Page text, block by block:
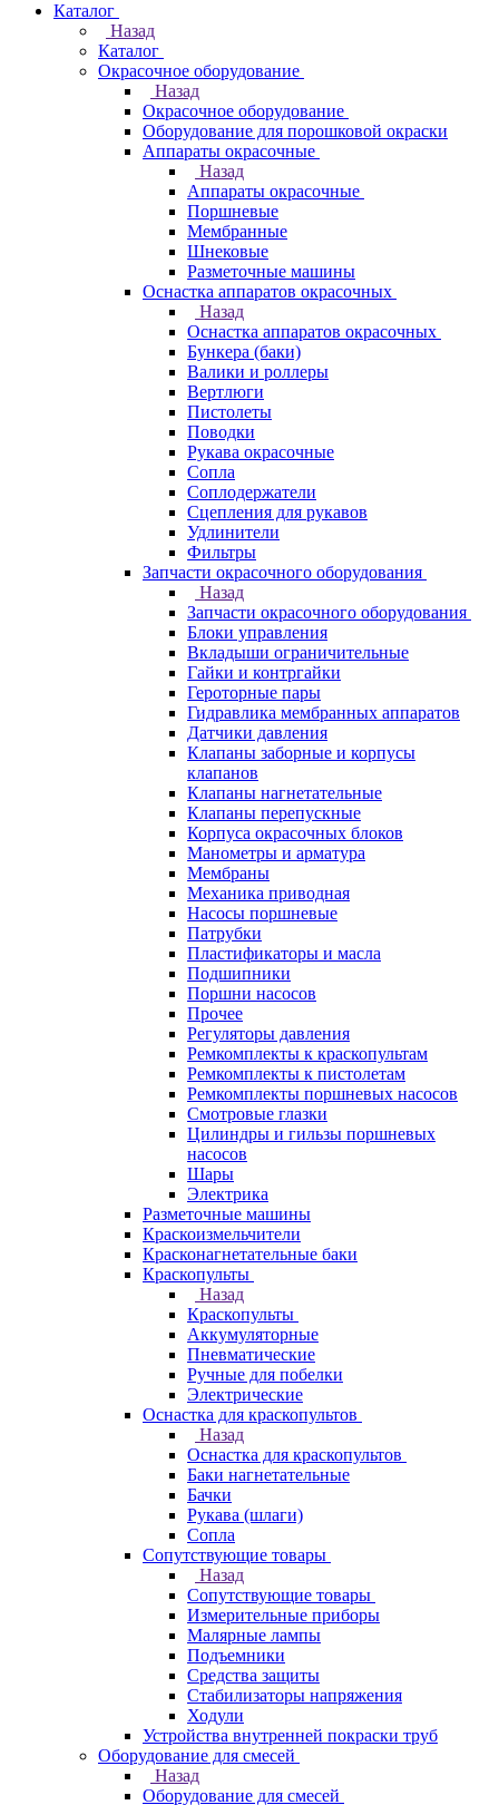
Каталог
Назад
Каталог
Окрасочное оборудование
Назад
Окрасочное оборудование
Оборудование для порошковой окраски
Аппараты окрасочные
Назад
Аппараты окрасочные
Поршневые
Мембранные
Шнековые
Разметочные машины
Оснастка аппаратов окрасочных
Назад
Оснастка аппаратов окрасочных
Бункера (баки)
Валики и роллеры
Вертлюги
Пистолеты
Поводки
Рукава окрасочные
Сопла
Соплодержатели
Сцепления для рукавов
Удлинители
Фильтры
Запчасти окрасочного оборудования
Назад
Запчасти окрасочного оборудования
Блоки управления
Вкладыши ограничительные
Гайки и контргайки
Героторные пары
Гидравлика мембранных аппаратов
Датчики давления
Клапаны заборные и корпусы
клапанов
Клапаны нагнетательные
Клапаны перепускные
Корпуса окрасочных блоков
Манометры и арматура
Мембраны
Механика приводная
Насосы поршневые
Патрубки
Пластификаторы и масла
Подшипники
Поршни насосов
Прочее
Регуляторы давления
Ремкомплекты к краскопультам
Ремкомплекты к пистолетам
Ремкомплекты поршневых насосов
Смотровые глазки
Цилиндры и гильзы поршневых
насосов
Шары
Электрика
Разметочные машины
Краскоизмельчители
Красконагнетательные баки
Краскопульты
Назад
Краскопульты
Аккумуляторные
Пневматические
Ручные для побелки
Электрические
Оснастка для краскопультов
Назад
Оснастка для краскопультов
Баки нагнетательные
Бачки
Рукава (шлаги)
Сопла
Сопутствующие товары
Назад
Сопутствующие товары
Измерительные приборы
Малярные лампы
Подъемники
Средства защиты
Стабилизаторы напряжения
Ходули
Устройства внутренней покраски труб
Оборудование для смесей
Назад
Оборудование для смесей